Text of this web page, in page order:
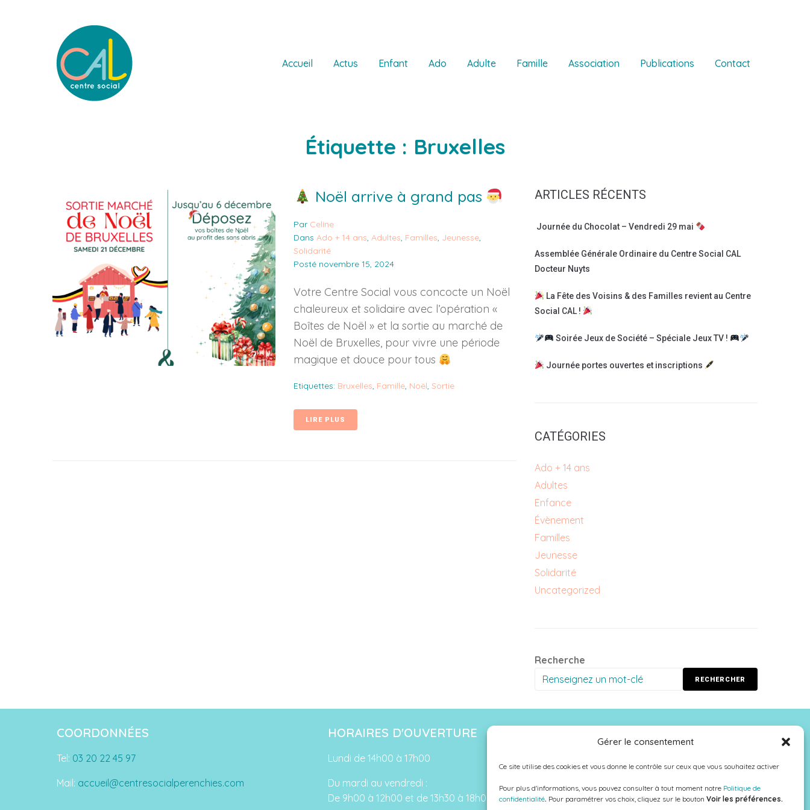
Gérer le consentement
Ce site utilise des cookies et vous donne le contrôle sur ceux que vous souhaitez activer
Pour plus d'informations, vous pouvez consulter à tout moment notre Politique de
confidentialité. Pour paramétrer vos choix, cliquez sur le bouton Voir les préférences.
Accueil Actus Enfant Ado Adulte Famille Association Publications Contact
Étiquette : Bruxelles
Noël arrive à grand pas
Par Celine
Dans Ado + 14 ans, Adultes, Familles, Jeunesse,
Solidarité
Posté novembre 15, 2024
Votre Centre Social vous concocte un Noël
chaleureux et solidaire avec l’opération «
Boîtes de Noël » et la sortie au marché de
Noël de Bruxelles, pour vivre une période
magique et douce pour tous
Etiquettes: Bruxelles, Famille, Noël, Sortie
LIRE PLUS
ARTICLES RÉCENTS
Journée du Chocolat – Vendredi 29 mai
Assemblée Générale Ordinaire du Centre Social CAL
Docteur Nuyts
La Fête des Voisins & des Familles revient au Centre
Social CAL !
Soirée Jeux de Société – Spéciale Jeux TV !
Journée portes ouvertes et inscriptions
CATÉGORIES
Ado + 14 ans
Adultes
Enfance
Évènement
Familles
Jeunesse
Solidarité
Uncategorized
Recherche
RECHERCHER
COORDONNÉES
Tel: 03 20 22 45 97
Mail: accueil@centresocialperenchies.com
HORAIRES D'OUVERTURE
Lundi de 14h00 à 17h00
Du mardi au vendredi :
De 9h00 à 12h00 et de 13h30 à 18h00